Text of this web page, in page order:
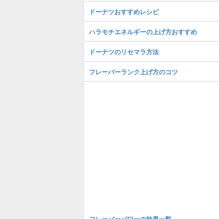
ドーナツおすすめレシピ
ハラモチエネルギーの上げ方おすすめ
ドーナツのリセマラ方法
フレーバーランク上げ方のコツ